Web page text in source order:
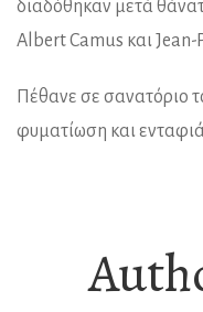
διαδόθηκαν μετά
Albert Camus και Jean-
Πέθανε σε σανατόριο
φυματίωση και